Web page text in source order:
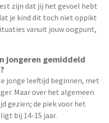
zijn dat jij het gevoel hebt
je kind dit toch niet oppikt
vanuit jouw oogpunt,
jongeren gemiddeld
jonge leeftijd beginnen, met
Maar over het algemeen
gezien; de piek voor het
bij 14-15 jaar.